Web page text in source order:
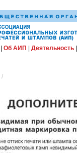
Об АИП Деятельность
/